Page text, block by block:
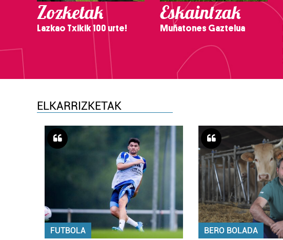
Zozketak
Lazkao Txikik 100 urte!
Eskaintzak
Muñatones Gaztelua
ELKARRIZKETAK
FUTBOLA BERO BOLADA